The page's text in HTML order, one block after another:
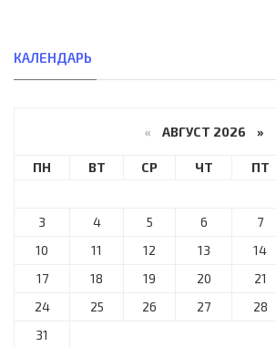
КАЛЕНДАРЬ
« АВГУСТ 2026 »
ПН ВТ СР ЧТ ПТ
3
4 5 6 7
10
11 12 13 14
17
18 19 20 21
24
25 26 27 28
31